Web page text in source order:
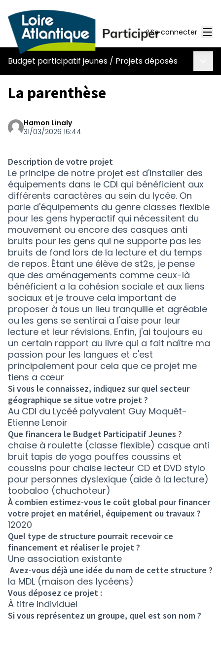
Se connecter
Budget participatif jeunes / Projets déposés
La parenthèse
Hamon Linaly
31/03/2026 16:44
Description de votre projet
Le principe de notre projet est d'installer des
équipements dans le CDI qui bénéficient aux
différents caractères au sein du lycée. On
parle d'équipements du genre classes flexible
pour les gens hyperactif qui nécessitent du
mouvement ou encore des casques anti
bruits pour les gens qui ne supporte pas les
bruits de fond lors de la lecture et du temps
de repos. Étant une élève de st2s, je pense
que des aménagements comme ceux-là
bénéficient a la cohésion sociale et aux liens
sociaux et je trouve cela important de
proposer à tous un lieu tranquille et agréable
ou les gens se sentirai a l'aise pour leur
lecture et leur révisions. Enfin, j'ai toujours eu
un certain rapport au livre qui a fait naître ma
passion pour les langues et c'est
principalement pour cela que ce projet me
tiens a cœur
Si vous le connaissez, indiquez sur quel secteur
géographique se situe votre projet ?
Au CDI du Lycéé polyvalent Guy Moquêt-
Etienne Lenoir
Que financera le Budget Participatif Jeunes ?
chaise à roulette (classe flexible) casque anti
bruit tapis de yoga pouffes coussins et
coussins pour chaise lecteur CD et DVD stylo
pour personnes dyslexique (aide à la lecture)
toobaloo (chuchoteur)
À combien estimez-vous le coût global pour financer
votre projet en matériel, équipement ou travaux ?
12020
Quel type de structure pourrait recevoir ce
financement et réaliser le projet ?
Une association existante
Avez-vous déjà une idée du nom de cette structure ?
la MDL (maison des lycéens)
Vous déposez ce projet :
À titre individuel
Si vous représentez un groupe, quel est son nom ?